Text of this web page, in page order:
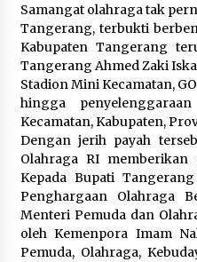
Wagub
Gratis,
Cipta
9
RI dan
melalui
9
Samangat olahraga tak
Tangerang, terbukti
Kabupaten Tangerang
Tangerang Ahmed Zaki
Stadion Mini Kecamatan,
hingga
Kecamatan, Kabupaten,
Dengan jerih payah
Olahraga RI memberikan
Kepada Bupati
Penghargaan Olahraga
Menteri Pemuda dan
oleh Kemenpora Imam
Pemuda, Olahraga,